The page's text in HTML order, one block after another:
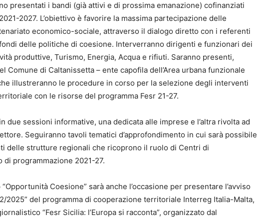
presentati i bandi (già attivi e di prossima emanazione) cofinanziati
2027. L’obiettivo è favorire la massima partecipazione delle
economico-sociale, attraverso il dialogo diretto con i referenti
delle politiche di coesione. Interverranno dirigenti e funzionari dei
produttive, Turismo, Energia, Acqua e rifiuti. Saranno presenti,
Comune di Caltanissetta – ente capofila dell’Area urbana funzionale
illustreranno le procedure in corso per la selezione degli interventi
con le risorse del programma Fesr 21-27.
due sessioni informative, una dedicata alle imprese e l’altra rivolta ad
Seguiranno tavoli tematici d’approfondimento in cui sarà possibile
delle strutture regionali che ricoprono il ruolo di Centri di
programmazione 2021-27.
Coesione” sarà anche l’occasione per presentare l’avviso
2025” del programma di cooperazione territoriale Interreg Italia-Malta,
“Fesr Sicilia: l’Europa si racconta”, organizzato dal